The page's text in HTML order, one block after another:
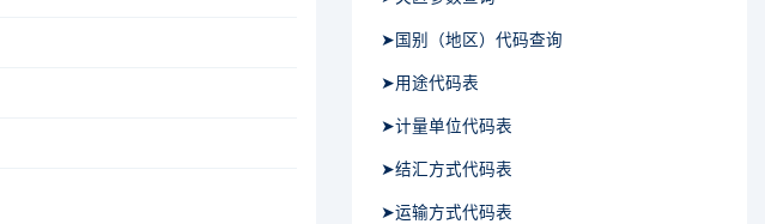
➤国别（地区）代码查询
➤用途代码表
➤计量单位代码表
➤结汇方式代码表
➤运输方式代码表